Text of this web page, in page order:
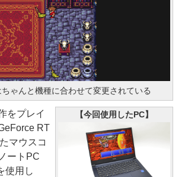
ゃんと機種に合わせて変更されている
【今回使用したPC】
をプレイ
RT
マウスコ
ートPC
使用し